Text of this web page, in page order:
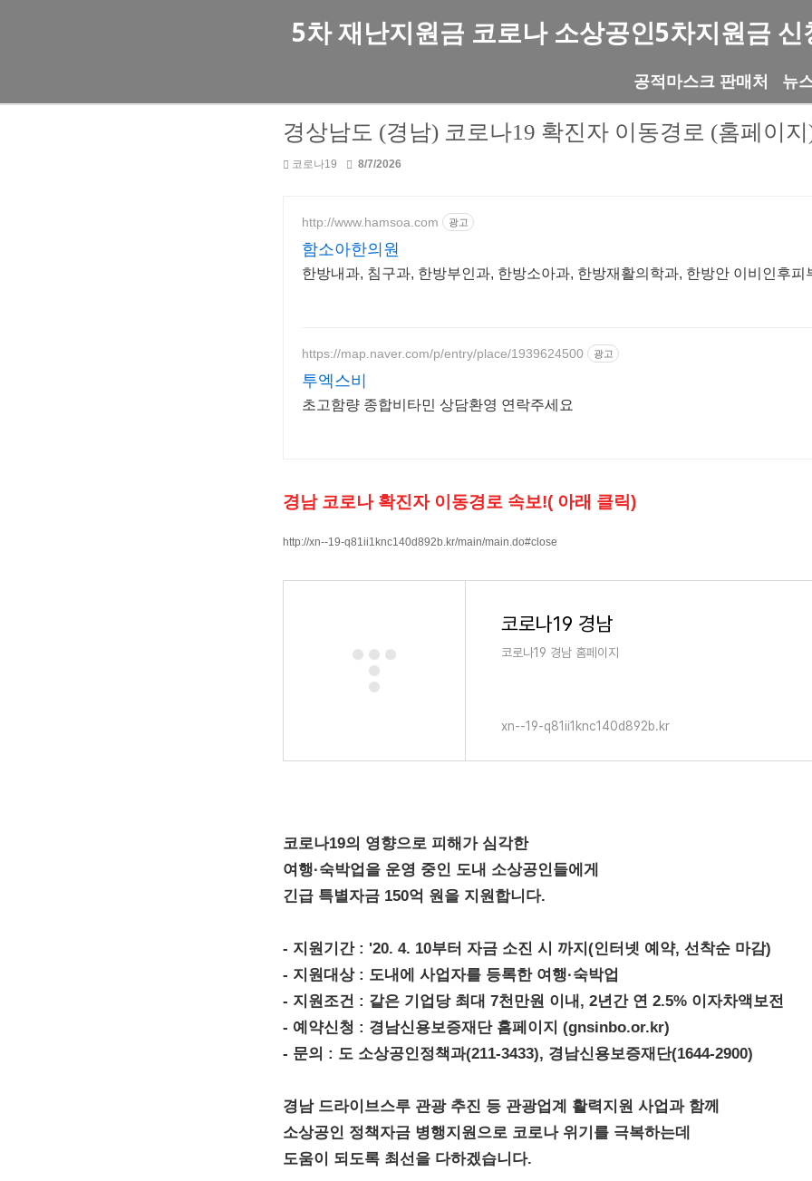
5차 재난지원금 코로나 소상공인5차지원금 신
공적마스크 판매처 뉴
경상남도 (경남) 코로나19 확진자 이동경로 (홈페이
코로나19 8/7/2026
http://www.hamsoa.com 광고
함소아한의원
한방내과, 침구과, 한방부인과, 한방소아과, 한방재활의학과, 한방안 이비인후피
https://map.naver.com/p/entry/place/1939624500 광고
투엑스비
초고함량 종합비타민 상담환영 연락주세요
경남 코로나 확진자 이동경로 속보!( 아래 클릭)
http://xn--19-q81ii1knc140d892b.kr/main/main.do#close
코로나19 경남
코로나19 경남 홈페이지
xn--19-q81ii1knc140d892b.kr
코로나19의 영향으로 피해가 심각한
여행·숙박업을 운영 중인 도내 소상공인들에게
긴급 특별자금 150억 원을 지원합니다.
- 지원기간 : '20. 4. 10부터 자금 소진 시 까지(인터넷 예약, 선착순 마감)
- 지원대상 : 도내에 사업자를 등록한 여행·숙박업
- 지원조건 : 같은 기업당 최대 7천만원 이내, 2년간 연 2.5% 이자차액보전
- 예약신청 : 경남신용보증재단 홈페이지 (gnsinbo.or.kr)
- 문의 : 도 소상공인정책과(211-3433), 경남신용보증재단(1644-2900)
경남 드라이브스루 관광 추진 등 관광업계 활력지원 사업과 함께
소상공인 정책자금 병행지원으로 코로나 위기를 극복하는데
도움이 되도록 최선을 다하겠습니다.